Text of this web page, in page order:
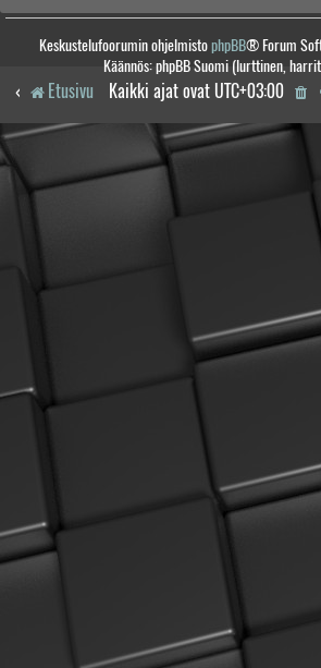
Keskustelufoorumin ohjelmistophpBB® Forum
Käännös: phpBB Suomi (lurttinen,
Etusivu Kaikki ajat ovat UTC+03:00